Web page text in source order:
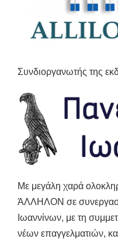
Συνδιοργανωτής της
Με μεγάλη χαρά
ΆΛΛΗΛΟΝ σε
Ιωαννίνων, με τη
νέων επαγγελματιών,